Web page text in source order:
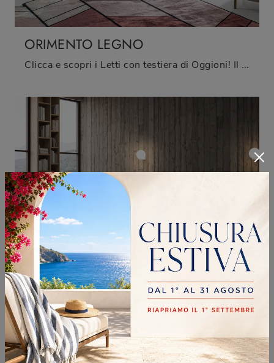
ORIMENTO LEGNO
Clicca e scopri i Letti con testiera di Oggioni! Il modello Orimento Legno in legno ti attende nelle versioni matrimoniali.
PONGO